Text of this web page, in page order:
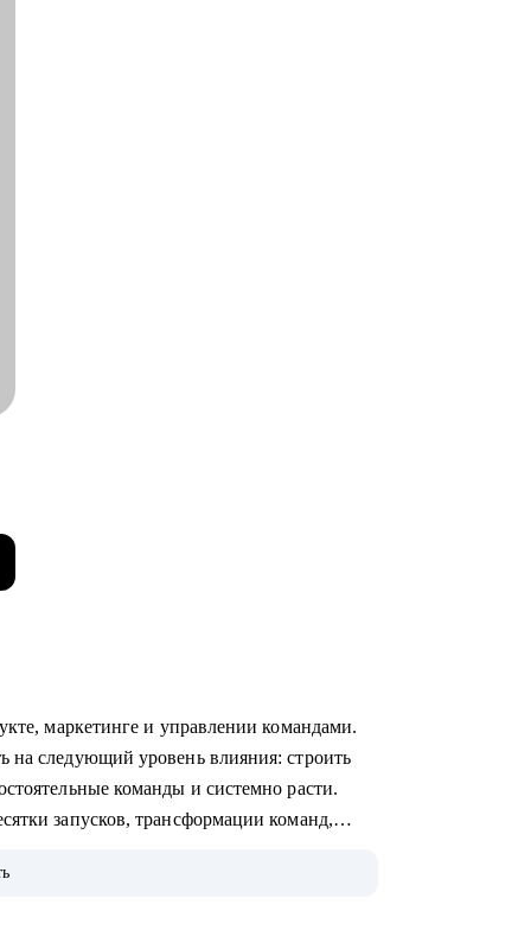
маркетинге и управлении командами.
на следующий уровень влияния: строить
команды и системно расти.
запусков, трансформации команд,